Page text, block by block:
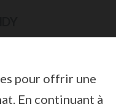
pour offrir une
En continuant à